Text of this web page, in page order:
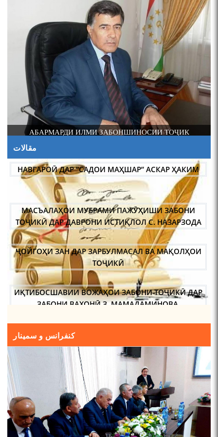
АБАРМАРДИ ИЛМИ ЗАБОНШИНОСИИ ТОҶИК
مقالات
НАВГАРОӢ ДАР “САДОИ МАҲШАР” АСКАР ҲАКИМ
МАСЪАЛАҲОИ МУБРАМИ ПАЖӮҲИШИ ЗАБОНИ
ТОҶИКӢ ДАР ДАВРОНИ ИСТИҚЛОЛ С. НАЗАРЗОДА
ҶОЙГОҲИ ЗАН ДАР ЗАРБУЛМАСАЛ ВА МАҚОЛҲОИ
ТОҶИКӢ
ИҚТИБОСШАВИИ ВОЖАҲОИ ЗАБОНИ ТОҶИКӢ ДАР
ЗАБОНИ ВАХОНӢ З. МАМАДАМИНОВА.
ТАҲҚИҚ ВА РАМЗКУШОИИ БАРХЕ АЗ ВОЖАҲОИ
ҶУҒРОФИИ ВАРЗОБ (ДАР АСОСИ МАВОДИ
ЗАБОНҲОИ ШАРҚИИ ЭРОНӢ) МИРЗОЕВ
САЙФИДДИН ҶАБОРОВИЧ.
ШИНОХТ ДАР ЗАМИНАИ ЭЪТИҚОД ВА ЭЪТИРОФ
ФИРДАВСӢ ВА ДАҚИҚӢ
کنفرانس و سمینار